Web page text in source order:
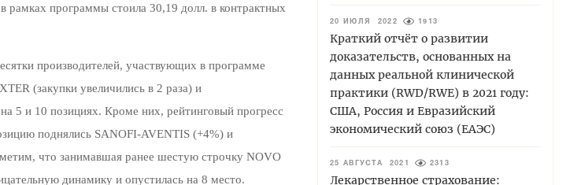
рамках программы стоила 30,19 долл. в контрактных
производителей, участвующих в программе
(закупки увеличились в 2 раза) и
5 и 10 позициях. Кроме них, рейтинговый прогресс
поднялись SANOFI-AVENTIS (+4%) и
что занимавшая ранее шестую строчку NOVO
динамику и опустилась на 8 место.
20 ИЮЛЯ 2022 1913
Краткий отчёт о развитии
доказательств, основанных на
данных реальной клинической
практики (RWD/RWE) в 2021 году:
США, Россия и Евразийский
экономический союз (ЕАЭС)
25 АВГУСТА 2021 2313
Лекарственное страхование: